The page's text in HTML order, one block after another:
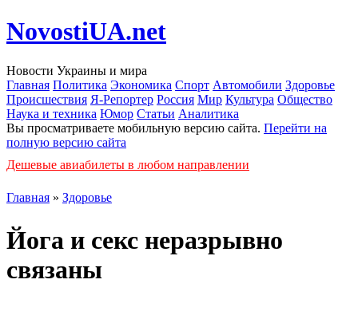
NovostiUA.net
Новости Украины и мира
Главная Политика Экономика Спорт Автомобили Здоровье
Происшествия Я-Репортер Россия Мир Культура Общество
Наука и техника Юмор Статьи Аналитика
Вы просматриваете мобильную версию сайта. Перейти на
полную версию сайта
Дешевые авиабилеты в любом направлении
Главная » Здоровье
Йога и секс неразрывно
связаны